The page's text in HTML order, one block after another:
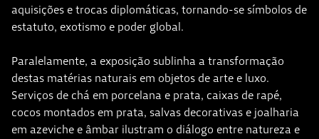
aquisições e trocas diplomáticas, tornando-se símbolos de
estatuto, exotismo e poder global.
Paralelamente, a exposição sublinha a transformação
destas matérias naturais em objetos de arte e luxo.
Serviços de chá em porcelana e prata, caixas de rapé,
cocos montados em prata, salvas decorativas e joalharia
em azeviche e âmbar ilustram o diálogo entre natureza e